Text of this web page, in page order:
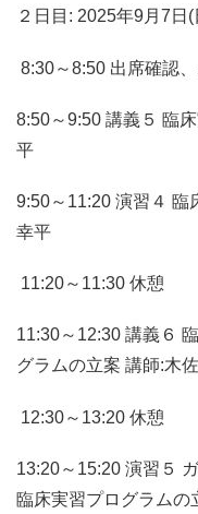
２日目: 2025年9月7日(
8:30～8:50 出席確認
8:50～9:50 講義５ 臨
平
9:50～11:20 演習４ 臨
幸平
11:20～11:30 休憩
11:30～12:30 講義６
グラムの立案 講師:木
12:30～13:20 休憩
13:20～15:20 演習５
臨床実習プログラムの